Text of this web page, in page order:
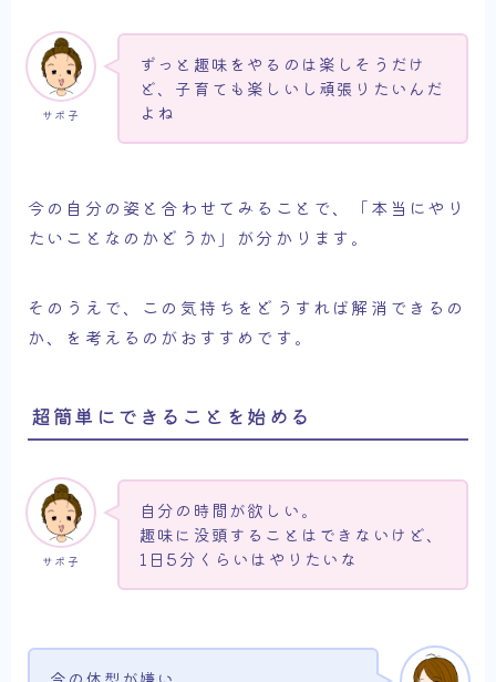
サボ子
ずっと趣味をやるのは楽しそうだけ
ど、子育ても楽しいし頑張りたいんだ
よね
今の自分の姿と合わせてみることで、「本当にやり
たいことなのかどうか」が分かります。
そのうえで、この気持ちをどうすれば解消できるの
か、を考えるのがおすすめです。
超簡単にできることを始める
サボ子
自分の時間が欲しい。
趣味に没頭することはできないけど、
1日5分くらいはやりたいな